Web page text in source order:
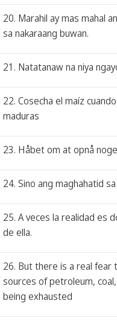
20. Marahil ay mas mahal
sa nakaraang buwan.
21. Natatanaw na niya
22. Cosecha el maíz
maduras
23. Håbet om at opnå
24. Sino ang maghahatid
25. A veces la realidad es
de ella.
26. But there is a real fear
sources of petroleum,
being exhausted